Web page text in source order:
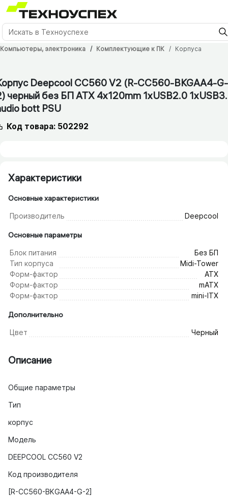
Компьютеры, электроника Комплектующие к ПК Корпуса
Deepcool CC560 V2 (R-CC560-BKGAA4-G-
черный без БП ATX 4x120mm 1xUSB2.0
bott PSU
Код товара: 502292
Характеристики
Основные характеристики
Производитель Deepcool
Основные параметры
Блок питания
Без БП
Тип корпуса
Midi-Tower
Форм-фактор
ATX
Форм-фактор
mATX
Форм-фактор
mini-ITX
Дополнительно
Цвет Черный
Описание
Общие параметры
Тип
корпус
Модель
DEEPCOOL CC560 V2
Код производителя
[R-CC560-BKGAA4-G-2]